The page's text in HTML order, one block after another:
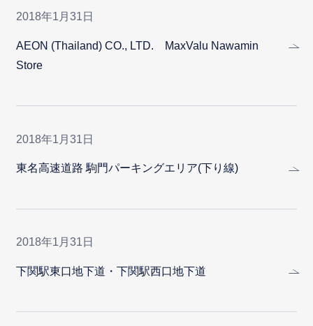
2018年1月31日
AEON (Thailand) CO., LTD. MaxValu Nawamin
Store
2018年1月31日
東名高速道路 駒門パーキングエリア(下り線)
2018年1月31日
下関駅東口地下道・下関駅西口地下道